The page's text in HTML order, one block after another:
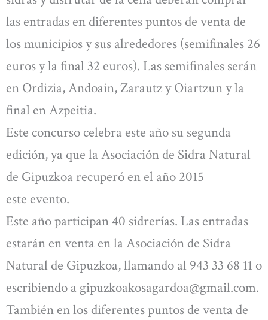
las entradas en diferentes puntos de venta de
los municipios y sus alrededores (semifinales 26
euros y la final 32 euros). Las semifinales serán
en Ordizia, Andoain, Zarautz y Oiartzun y la
final en Azpeitia.
Este concurso celebra este año su segunda
edición, ya que la Asociación de Sidra Natural
de Gipuzkoa recuperó en el año 2015
este evento.
Este año participan 40 sidrerías. Las entradas
estarán en venta en la Asociación de Sidra
Natural de Gipuzkoa, llamando al 943 33 68 11 o
escribiendo a gipuzkoakosagardoa@gmail.com.
También en los diferentes puntos de venta de